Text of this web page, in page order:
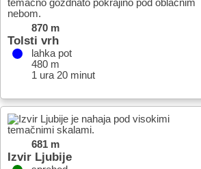
870 m
Tolsti vrh
lahka pot
480 m
1 ura 20 minut
681 m
Izvir Ljubije